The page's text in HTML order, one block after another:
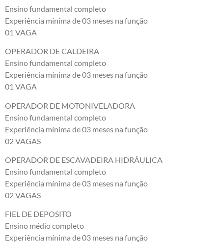
Ensino fundamental completo
Experiência mínima de 03 meses na função
01 VAGA
OPERADOR DE CALDEIRA
Ensino fundamental completo
Experiência mínima de 03 meses na função
01 VAGA
OPERADOR DE MOTONIVELADORA
Ensino fundamental completo
Experiência mínima de 03 meses na função
02 VAGAS
OPERADOR DE ESCAVADEIRA HIDRÁULICA
Ensino fundamental completo
Experiência mínima de 03 meses na função
02 VAGAS
FIEL DE DEPOSITO
Ensino médio completo
Experiência mínima de 03 meses na função